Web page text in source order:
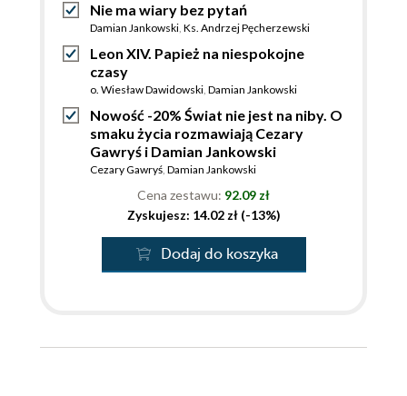
Nie ma wiary bez pytań
Damian Jankowski, Ks. Andrzej Pęcherzewski
Leon XIV. Papież na niespokojne
czasy
o. Wiesław Dawidowski, Damian Jankowski
Nowość -20% Świat nie jest na niby. O
smaku życia rozmawiają Cezary
Gawryś i Damian Jankowski
Cezary Gawryś, Damian Jankowski
Cena zestawu: 92.09 zł
Zyskujesz: 14.02 zł (-13%)
Dodaj do koszyka